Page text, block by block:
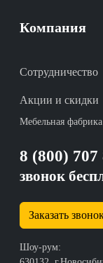
Компания
Сотрудничество
Акции и скидки
Мебельная
8 (800) 707
звонок
Заказать
Шоу-рум: